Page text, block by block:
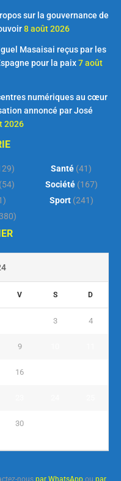
sur la gouvernance de
8 août 2026
Masaisai reçus par les
pour la paix7 août
numériques au cœur
annoncé par José
2026
(54)
Santé (41)
Société(167)
Sport(241)
V S D
3 4
9
16
30
nous par WhatsAppou par